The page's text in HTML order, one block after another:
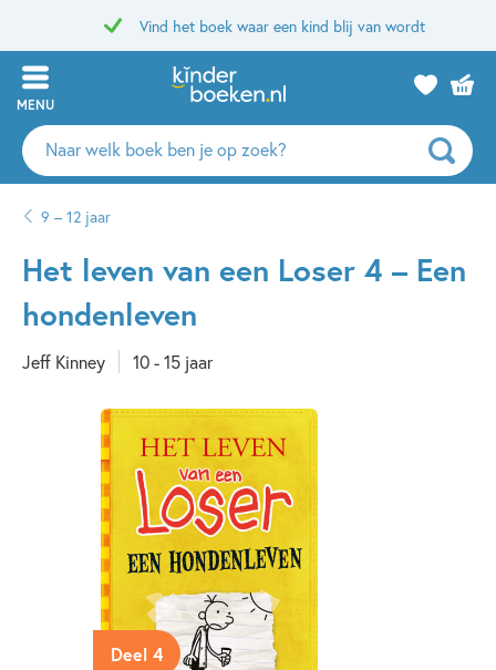
Vind het boek waar een kind blij van wordt
MENU
Zoeken
naar
auteurs
uitgevers
9 – 12 jaar
Het leven van een Loser 4 – Een
hondenleven
Jeff Kinney 10 - 15 jaar
Deel 4